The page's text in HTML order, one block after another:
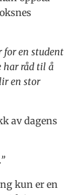
for en student
har råd til å
en stor
av dagens
kun er en